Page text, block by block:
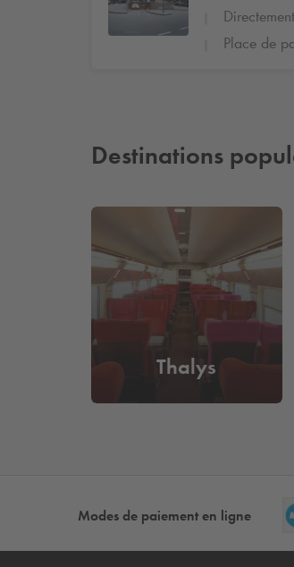
Place de
Destinations
Thalys
Modes de paiement en ligne